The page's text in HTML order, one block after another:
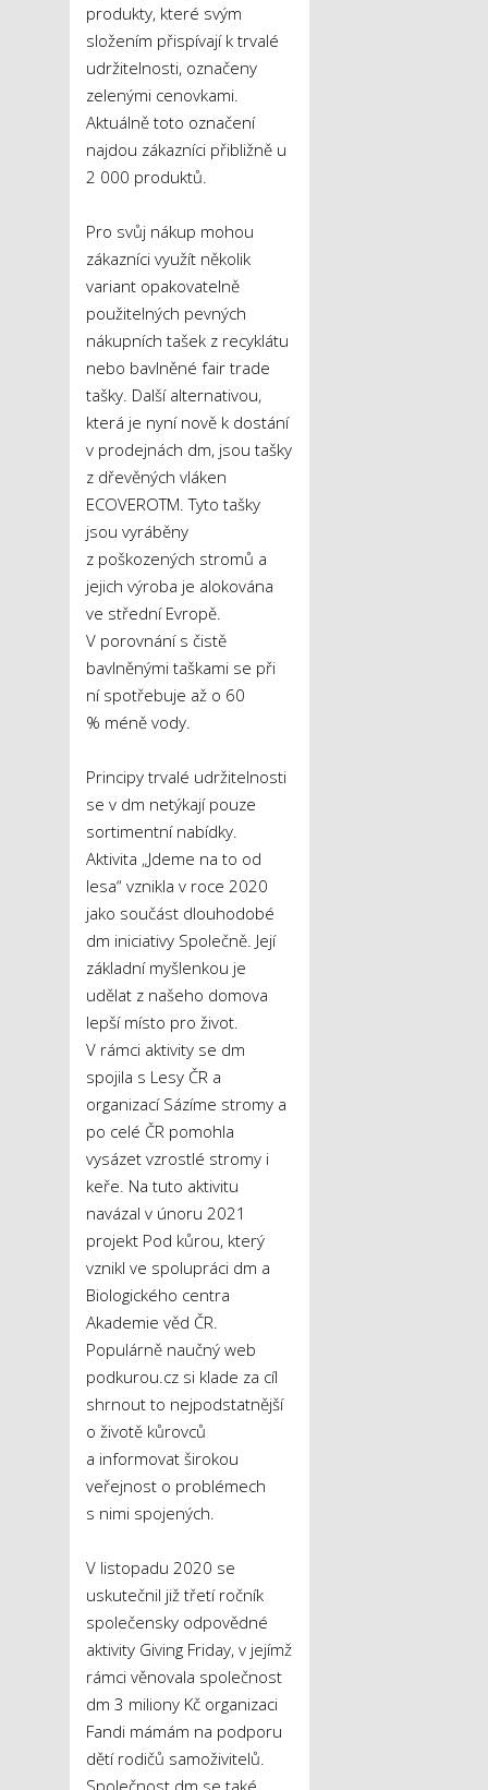
produkty, které svým
složením přispívají k trvalé
udržitelnosti, označeny
zelenými cenovkami.
Aktuálně toto označení
najdou zákazníci přibližně u
2 000 produktů.
Pro svůj nákup mohou
zákazníci využít několik
variant opakovatelně
použitelných pevných
nákupních tašek z recyklátu
nebo bavlněné fair trade
tašky. Další alternativou,
která je nyní nově k dostání
v prodejnách dm, jsou tašky
z dřevěných vláken
ECOVEROTM . Tyto tašky
jsou vyráběny
z poškozených stromů a
jejich výroba je alokována
ve střední Evropě.
V porovnání s čistě
bavlněnými taškami se při
ní spotřebuje až o 60
% méně vody.
Principy trvalé udržitelnosti
se v dm netýkají pouze
sortimentní nabídky.
Aktivita „Jdeme na to od
lesa“ vznikla v roce 2020
jako součást dlouhodobé
dm iniciativy Společně. Její
základní myšlenkou je
udělat z našeho domova
lepší místo pro život.
V rámci aktivity se dm
spojila s Lesy ČR a
organizací Sázíme stromy a
po celé ČR pomohla
vysázet vzrostlé stromy i
keře. Na tuto aktivitu
navázal v únoru 2021
projekt Pod kůrou, který
vznikl ve spolupráci dm a
Biologického centra
Akademie věd ČR.
Populárně naučný web
podkurou.cz si klade za cíl
shrnout to nejpodstatnější
o životě kůrovců
a informovat širokou
veřejnost o problémech
s nimi spojených.
V listopadu 2020 se
uskutečnil již třetí ročník
společensky odpovědné
aktivity Giving Friday, v jejímž
rámci věnovala společnost
dm 3 miliony Kč organizaci
Fandi mámám na podporu
dětí rodičů samoživitelů.
Společnost dm se také